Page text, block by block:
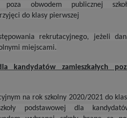
poza obwodem publicznej
do klasy pierwszej
rekrutacyjnego, jeżeli
miejscami.
kandydatów zamieszkałych
na rok szkolny 2020/2021 do
podstawowej dla